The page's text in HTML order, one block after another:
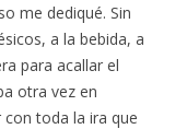
me dediqué. Sin
a la bebida, a
para acallar el
otra vez en
toda la ira que